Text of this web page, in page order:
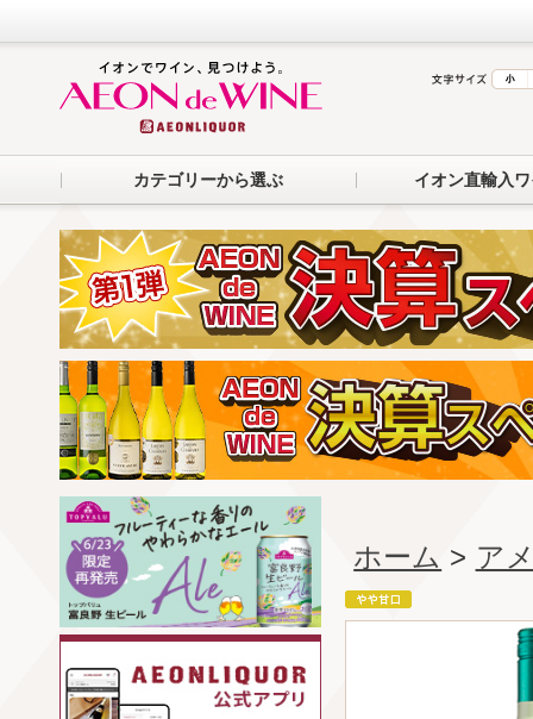
カテゴリーから選ぶ イオン直輸入
ホーム > ア